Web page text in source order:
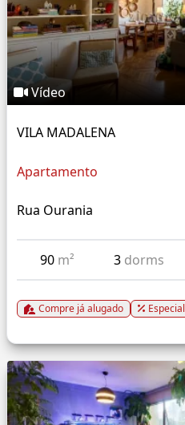
Vídeo
VILA MADALENA
Apartamento
Rua Ourania
90 m² 3 dorms
Compre já alugado Especial